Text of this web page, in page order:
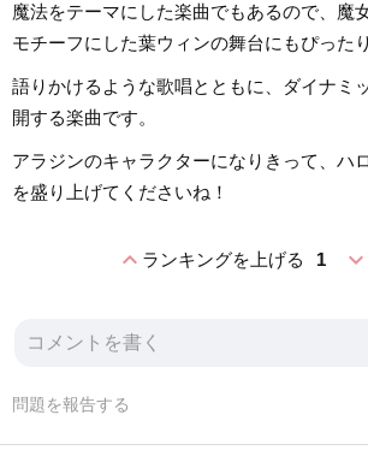
魔法をテーマにした楽曲でもあるので、魔
モチーフにした葉ウィンの舞台にもぴった
語りかけるような歌唱とともに、ダイナミ
開する楽曲です。
アラジンのキャラクターになりきって、ハ
を盛り上げてくださいね！
expand_lessランキングを上げる 1
問題を報告する